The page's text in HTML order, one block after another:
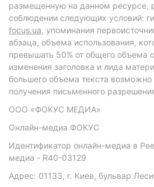
размещенную на данном ресурсе,
соблюдении следующих условий:
focus.ua, упоминания
абзаца, объема использования,
превышать 50% от общего объема
изменения заголовка и лида
большего объема текста возможно
получения письменного
ООО «ФОКУС МЕДИА»
Онлайн-медиа ФОКУС
Идентификатор онлайн-медиа в
медиа - R40-03129
Адрес: 01133, г. Киев, бульвар